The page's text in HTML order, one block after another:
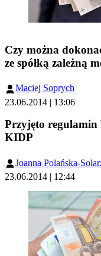
Czy można
ze spółką zależną
Maciej Soprych
23.06.2014 | 13:06
Przyjęto regulamin
KIDP
Joanna Polańska-
23.06.2014 | 12:44